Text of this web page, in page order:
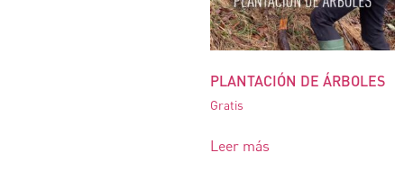
PLANTACIÓN DE ÁRBOLES
Gratis
Leer más